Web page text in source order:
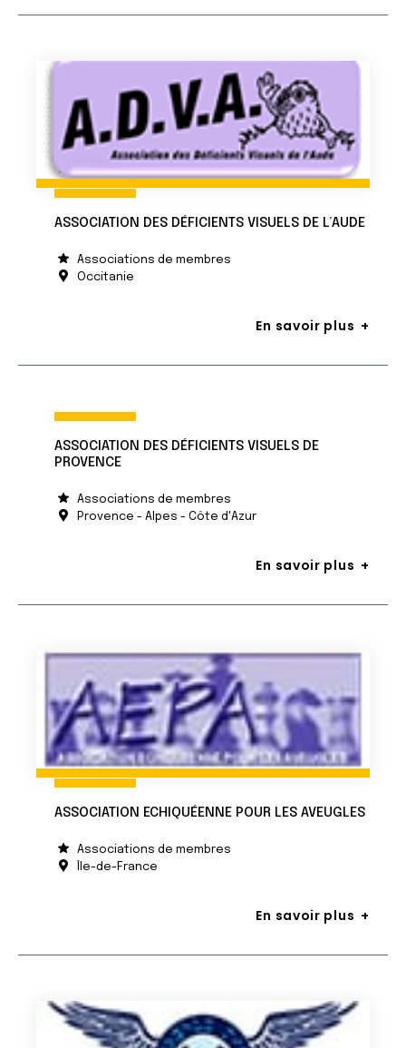
ASSOCIATION DES DÉFICIENTS VISUELS DE L’AUDE
Associations de membres
Occitanie
En savoir plus
ASSOCIATION DES DÉFICIENTS VISUELS DE
PROVENCE
Associations de membres
Provence - Alpes - Côte d'Azur
En savoir plus
ASSOCIATION ECHIQUÉENNE POUR LES AVEUGLES
Associations de membres
Île-de-France
En savoir plus